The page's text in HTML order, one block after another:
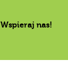
Wspieraj nas!